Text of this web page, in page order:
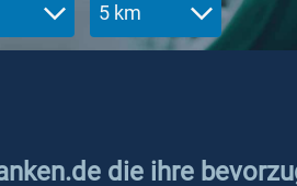
5 km
die ihre